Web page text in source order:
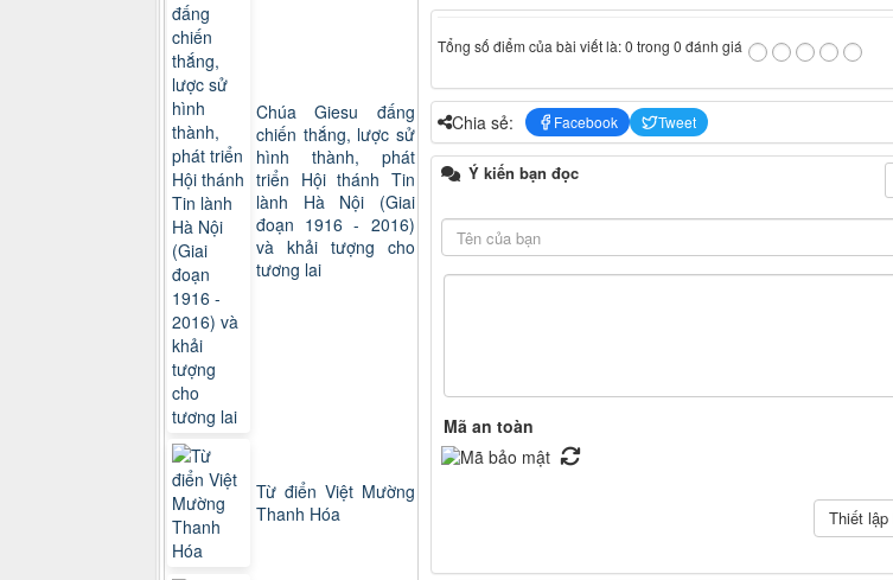
Tổng số điểm của bài viết là: 0 trong 0 đánh giá
Chia sẻ: Facebook Tweet
Ý kiến bạn đọc
Mã an toàn
Chúa Giesu đấng
chiến thắng, lược sử
hình thành, phát
triển Hội thánh Tin
lành Hà Nội (Giai
đoạn 1916 - 2016)
và khải tượng cho
tương lai
Từ điển Việt Mường
Thanh Hóa